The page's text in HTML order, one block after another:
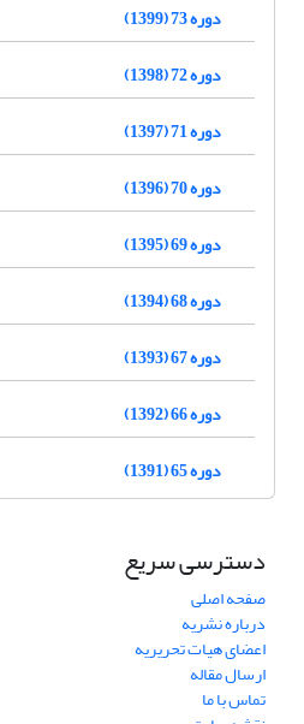
دوره 73 (1399)
دوره 72 (1398)
دوره 71 (1397)
دوره 70 (1396)
دوره 69 (1395)
دوره 68 (1394)
دوره 67 (1393)
دوره 66 (1392)
دوره 65 (1391)
دسترسی سریع
صفحه اصلی
درباره نشریه
اعضای هیات تحریریه
ارسال مقاله
تماس با ما